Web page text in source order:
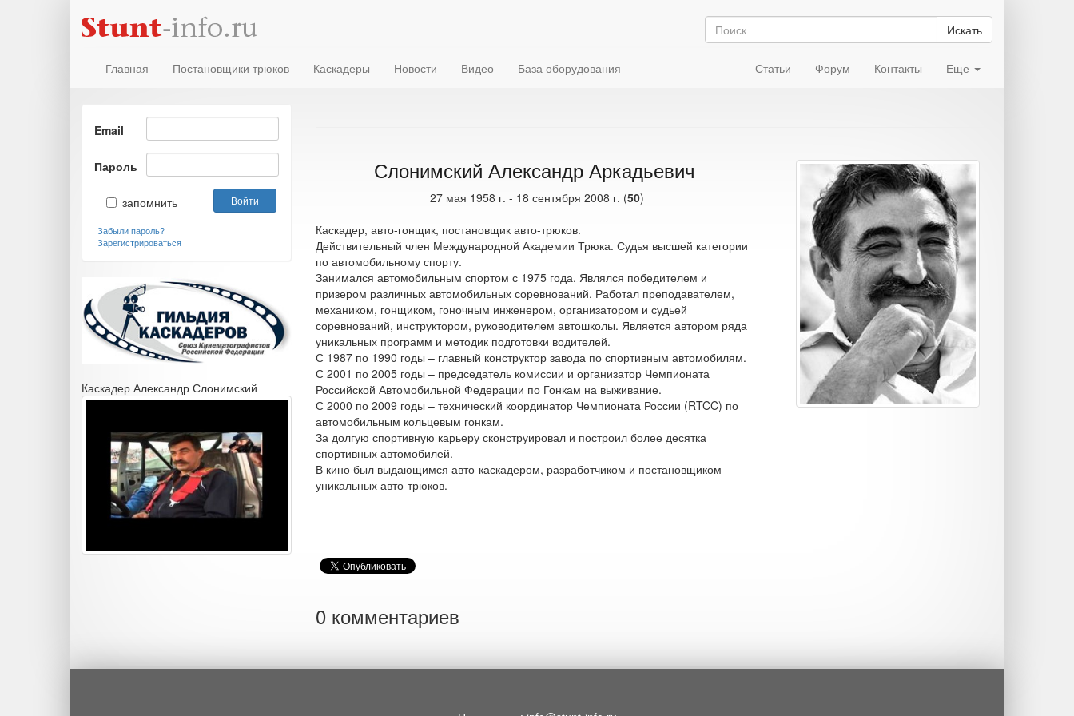
Искать
Главная Постановщики трюков Каскадеры Новости Видео База оборудования Статьи Форум Контакты Еще
Email
Пароль
запомнить
Забыли пароль?
Зарегистрироваться
Каскадер Александр Слонимский
Слонимский Александр Аркадьевич
27 мая 1958 г. - 18 сентября 2008 г. (50)
Каскадер, авто-гонщик, постановщик авто-трюков.
Действительный член Международной Академии Трюка. Судья высшей категории
по автомобильному спорту.
Занимался автомобильным спортом с 1975 года. Являлся победителем и
призером различных автомобильных соревнований. Работал преподавателем,
механиком, гонщиком, гоночным инженером, организатором и судьей
соревнований, инструктором, руководителем автошколы. Является автором ряда
уникальных программ и методик подготовки водителей.
С 1987 по 1990 годы – главный конструктор завода по спортивным автомобилям.
С 2001 по 2005 годы – председатель комиссии и организатор Чемпионата
Российской Автомобильной Федерации по Гонкам на выживание.
С 2000 по 2009 годы – технический координатор Чемпионата России (RTCC) по
автомобильным кольцевым гонкам.
За долгую спортивную карьеру сконструировал и построил более десятка
спортивных автомобилей.
В кино был выдающимся авто-каскадером, разработчиком и постановщиком
уникальных авто-трюков.
0 комментариев